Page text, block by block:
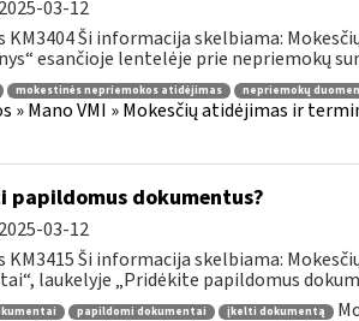
2025-03-12
KM3404 Ši informacija skelbiama:
esančioje lentelėje prie nepriemokų
mokestinės nepriemokos atidėjimas nepriemokų
» Mano VMI » Mokesčių atidėjimas ir
dokumentus?
2025-03-12
KM3415 Ši informacija skelbiama:
laukelyje „Pridėkite papildomus
papildomi dokumentai įkelti dokumentą